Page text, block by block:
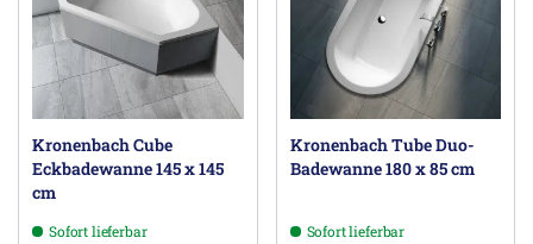
Kronenbach Cube
Eckbadewanne 145 x 145
cm
Sofort lieferbar
Kronenbach Tube Duo-
Badewanne 180 x 85 cm
Sofort lieferbar